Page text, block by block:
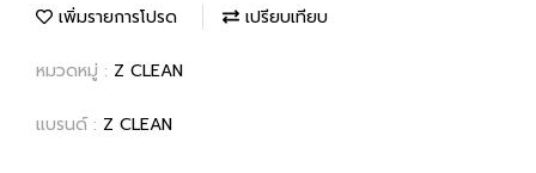
เพิ่มรายการโปรด เปรียบเทียบ
หมวดหมู่ : Z CLEAN
แบรนด์ : Z CLEAN